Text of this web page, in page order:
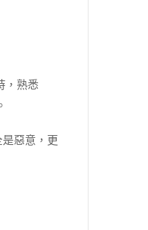
，熟悉
惡意，更